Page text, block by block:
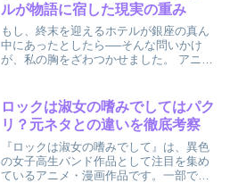
ルが物語に宿した現実の重み
もし、終末を迎えるホテルが銀座の真ん
中にあったとしたら──そんな問いかけ
が、私の胸をざわつかせました。 アニメ
え、その背後にある都市の光と影を物語
に溶かし込んでいます。 ...
ロックは淑女の嗜みでしてはパク
リ？元ネタとの違いを徹底考察
『ロックは淑女の嗜みでして』は、異色
の女子高生バンド作品として注目を集め
ているアニメ・漫画作品です。一部では